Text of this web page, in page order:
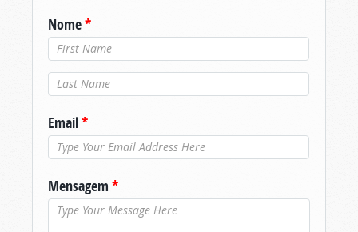
Nome*
Último nome
*
Email*
Mensagem *